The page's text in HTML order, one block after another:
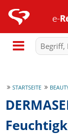
STARTSEITE